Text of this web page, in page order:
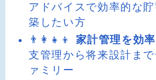
アドバイスで効率的な
築したい方
👨‍👩‍👧‍👦 家計管理を効
支管理から将来設計ま
ァミリー